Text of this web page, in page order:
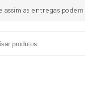
assim as entregas